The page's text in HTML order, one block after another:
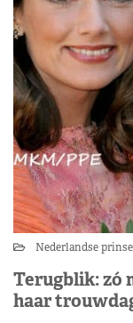
Nederlandse
Terugblik: zó
haar